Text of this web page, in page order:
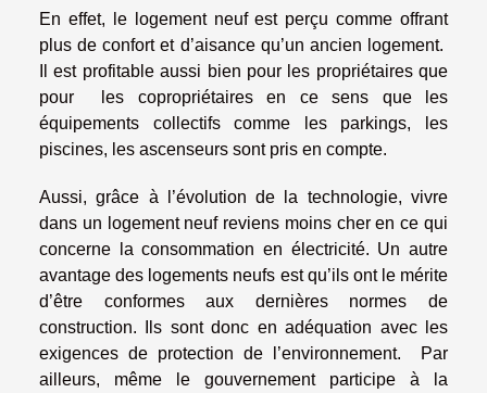
En effet, le logement neuf est perçu comme offrant
plus de confort et d’aisance qu’un ancien logement.
Il est profitable aussi bien pour les propriétaires que
pour les copropriétaires en ce sens que les
équipements collectifs comme les parkings, les
piscines, les ascenseurs sont pris en compte.
Aussi, grâce à l’évolution de la technologie, vivre
dans un logement neuf reviens moins cher en ce qui
concerne la consommation en électricité. Un autre
avantage des logements neufs est qu’ils ont le mérite
d’être conformes aux dernières normes de
construction. Ils sont donc en adéquation avec les
exigences de protection de l’environnement. Par
ailleurs, même le gouvernement participe à la